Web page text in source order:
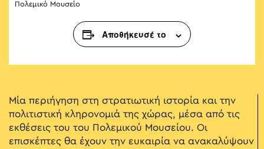
Πολεμικό Μουσείο
Αποθήκευσέ το
Μία περιήγηση στη στρατιωτική ιστορία και την
πολιτιστική κληρονομιά της χώρας, μέσα από τις
εκθέσεις του του Πολεμικού Μουσείου. Οι
επισκέπτες θα έχουν την ευκαιρία να ανακαλύψουν